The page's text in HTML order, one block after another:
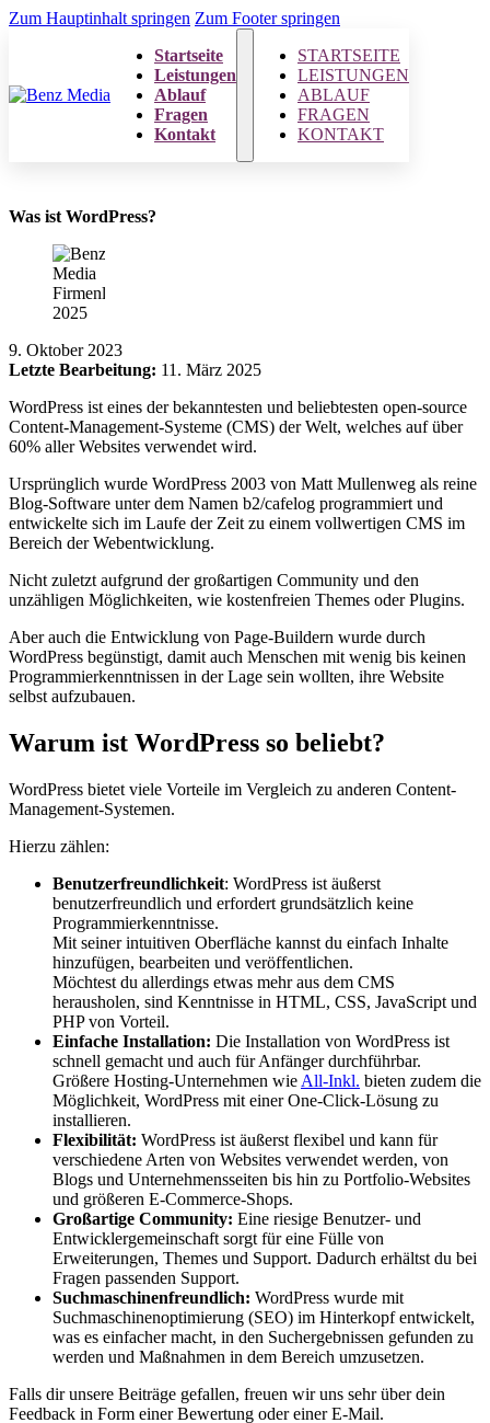
Zum Hauptinhalt springen Zum Footer springen
Startseite
Leistungen
Ablauf
Fragen
Kontakt
STARTSEITE
LEISTUNGEN
ABLAUF
FRAGEN
KONTAKT
Was ist WordPress?
9. Oktober 2023
Letzte Bearbeitung: 11. März 2025
WordPress ist eines der bekanntesten und beliebtesten open-source
Content-Management-Systeme (CMS) der Welt, welches auf über
60% aller Websites verwendet wird.
Ursprünglich wurde WordPress 2003 von Matt Mullenweg als reine
Blog-Software unter dem Namen b2/cafelog programmiert und
entwickelte sich im Laufe der Zeit zu einem vollwertigen CMS im
Bereich der Webentwicklung.
Nicht zuletzt aufgrund der großartigen Community und den
unzähligen Möglichkeiten, wie kostenfreien Themes oder Plugins.
Aber auch die Entwicklung von Page-Buildern wurde durch
WordPress begünstigt, damit auch Menschen mit wenig bis keinen
Programmierkenntnissen in der Lage sein wollten, ihre Website
selbst aufzubauen.
Warum ist WordPress so beliebt?
WordPress bietet viele Vorteile im Vergleich zu anderen Content-
Management-Systemen.
Hierzu zählen:
Benutzerfreundlichkeit: WordPress ist äußerst
benutzerfreundlich und erfordert grundsätzlich keine
Programmierkenntnisse.
Mit seiner intuitiven Oberfläche kannst du einfach Inhalte
hinzufügen, bearbeiten und veröffentlichen.
Möchtest du allerdings etwas mehr aus dem CMS
herausholen, sind Kenntnisse in HTML, CSS, JavaScript und
PHP von Vorteil.
Einfache Installation: Die Installation von WordPress ist
schnell gemacht und auch für Anfänger durchführbar.
Größere Hosting-Unternehmen wie All-Inkl. bieten zudem die
Möglichkeit, WordPress mit einer One-Click-Lösung zu
installieren.
Flexibilität: WordPress ist äußerst flexibel und kann für
verschiedene Arten von Websites verwendet werden, von
Blogs und Unternehmensseiten bis hin zu Portfolio-Websites
und größeren E-Commerce-Shops.
Großartige Community: Eine riesige Benutzer- und
Entwicklergemeinschaft sorgt für eine Fülle von
Erweiterungen, Themes und Support. Dadurch erhältst du bei
Fragen passenden Support.
Suchmaschinenfreundlich: WordPress wurde mit
Suchmaschinenoptimierung (SEO) im Hinterkopf entwickelt,
was es einfacher macht, in den Suchergebnissen gefunden zu
werden und Maßnahmen in dem Bereich umzusetzen.
Falls dir unsere Beiträge gefallen, freuen wir uns sehr über dein
Feedback in Form einer Bewertung oder einer E-Mail.